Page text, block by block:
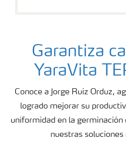
Garantiza
YaraVita
Conoce a Jorge Ruiz Orduz,
logrado mejorar su
uniformidad en la germinación
nuestras